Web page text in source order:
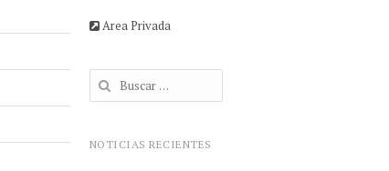
Area Privada
Buscar:
NOTICIAS RECIENTES